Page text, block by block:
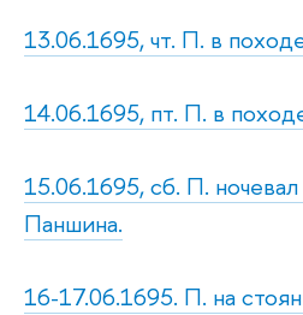
13.06.1695, чт. П. в
14.06.1695, пт. П. в
15.06.1695, сб. П.
Паншина.
16-17.06.1695. П. на